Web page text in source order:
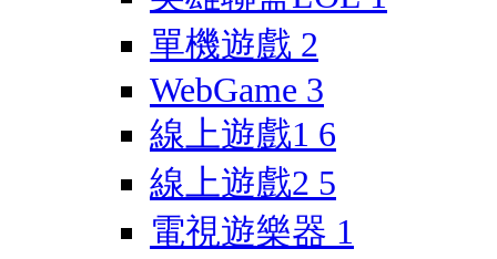
單機遊戲 2
WebGame 3
線上遊戲1 6
線上遊戲2 5
電視遊樂器 1